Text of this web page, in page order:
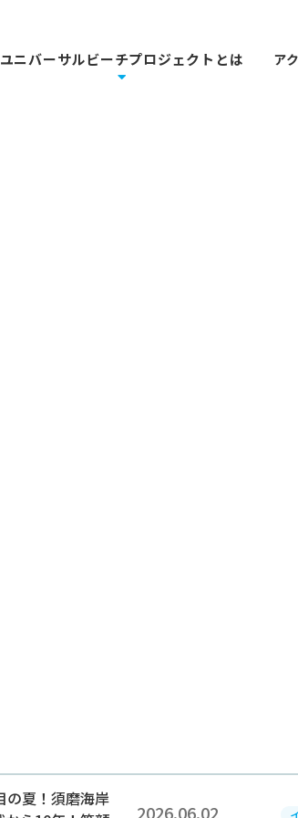
ユニバーサルビーチプロジェクトとは ア
2026.06.02